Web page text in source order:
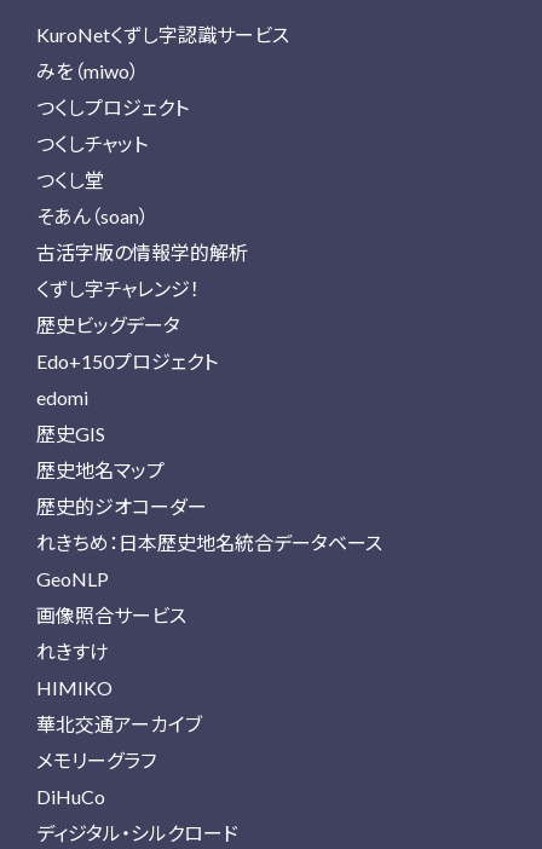
KuroNetくずし字認識サービス
みを（miwo）
つくしプロジェクト
つくしチャット
つくし堂
そあん（soan）
古活字版の情報学的解析
くずし字チャレンジ！
歴史ビッグデータ
Edo+150プロジェクト
edomi
歴史GIS
歴史地名マップ
歴史的ジオコーダー
れきちめ：日本歴史地名統合データベース
GeoNLP
画像照合サービス
れきすけ
HIMIKO
華北交通アーカイブ
メモリーグラフ
DiHuCo
ディジタル・シルクロード